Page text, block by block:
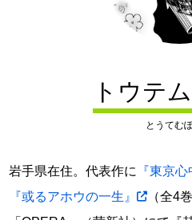
トウテ
とうてむ
岩手県在住。代表作に 『東京
『或るアホウの一生』
（全4